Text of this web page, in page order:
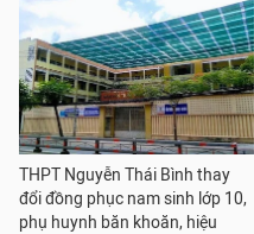
THPT Nguyễn Thái Bình thay
đổi đồng phục nam sinh lớp 10,
phụ huynh băn khoăn, hiệu